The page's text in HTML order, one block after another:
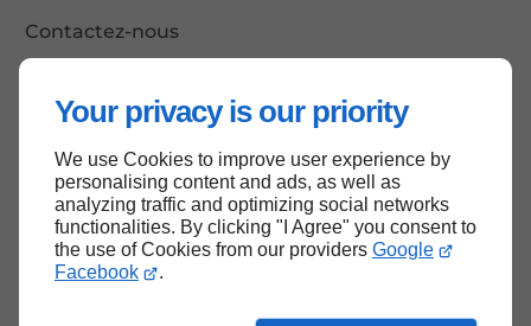
Your privacy is our priority
We use Cookies to improve user experience by
personalising content and ads, as well as
analyzing traffic and optimizing social networks
functionalities. By clicking "I Agree" you consent to
the use of Cookies from our providers Google
Facebook
.
Contactez-nous
Plan du site
Haut de page